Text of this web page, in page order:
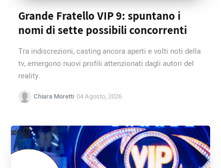
Grande Fratello VIP 9: spuntano i
nomi di sette possibili concorrenti
Tra indiscrezioni, casting ancora aperti e volti noti della
tv, emergono nuovi profili attenzionati dagli autori del
reality.
Chiara Moretti 04 Agosto, 2026